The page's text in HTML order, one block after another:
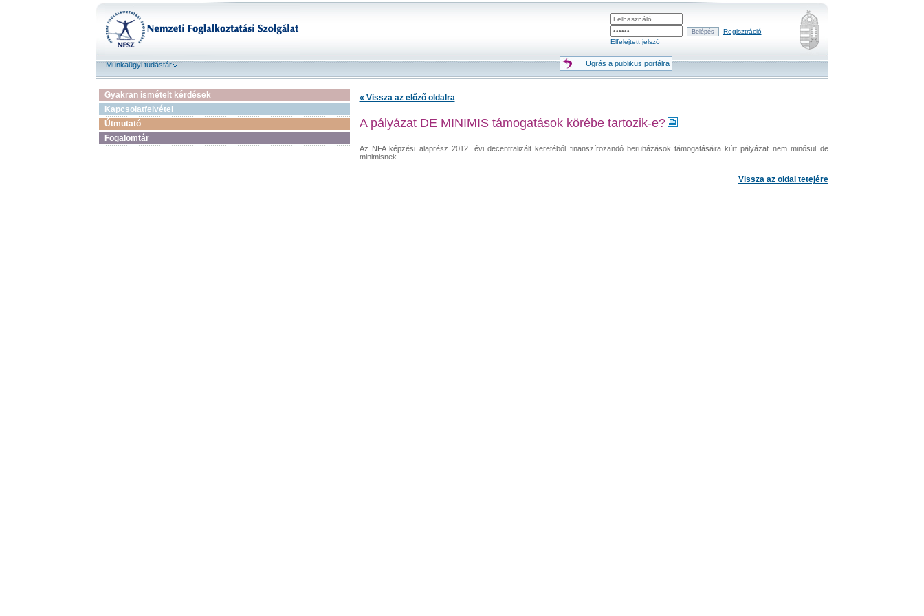
Regisztráció
Elfelejtett jelszó
Munkaügyi tudástár Ugrás a publikus portálra
Gyakran ismételt kérdések
Kapcsolatfelvétel
Útmutató
Fogalomtár
« Vissza az előző oldalra
A pályázat DE MINIMIS támogatások körébe tartozik-e?
Az NFA képzési alaprész 2012. évi decentralizált keretéből finanszírozandó beruházások támogatására kiírt pályázat nem minősül de
minimisnek.
Vissza az oldal tetejére